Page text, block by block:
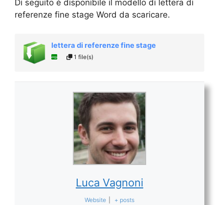
Di seguito è disponibile il modello di lettera di
referenze fine stage Word da scaricare.
lettera di referenze fine stage
1 file(s)
Luca Vagnoni
Website + posts